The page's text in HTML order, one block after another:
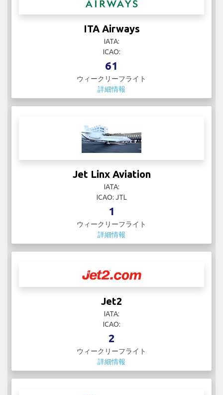
ITA Airways
IATA:
ICAO:
61
ウィークリーフライト
詳細情報
Jet Linx Aviation
IATA:
ICAO: JTL
1
ウィークリーフライト
詳細情報
Jet2
IATA:
ICAO:
2
ウィークリーフライト
詳細情報